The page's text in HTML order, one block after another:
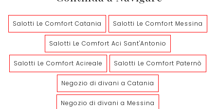
Salotti Le Comfort Catania Salotti Le Comfort Messina
Salotti Le Comfort Aci Sant'Antonio
Salotti Le Comfort Acireale Salotti Le Comfort Paternò
Negozio di divani a Catania
Negozio di divani a Messina